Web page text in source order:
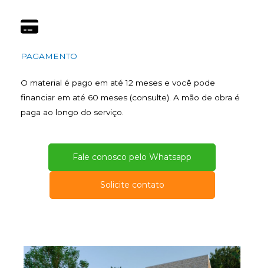
PAGAMENTO
O material é pago em até 12 meses e você pode
financiar em até 60 meses (consulte). A mão de obra é
paga ao longo do serviço.
Fale conosco pelo Whatsapp
Solicite contato